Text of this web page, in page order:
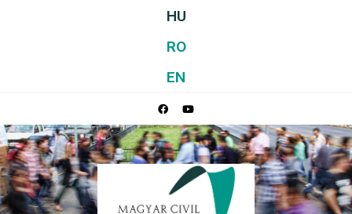
HU
RO
EN